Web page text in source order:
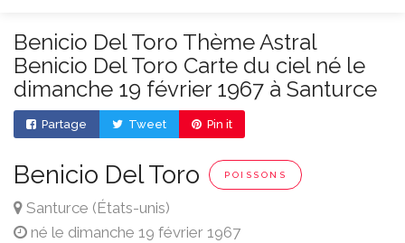
Benicio Del Toro Thème Astral
Benicio Del Toro Carte du ciel né le
dimanche 19 février 1967 à Santurce
Partage Tweet Pin it
Benicio Del Toro POISSONS
Santurce (États-unis)
né le dimanche 19 février 1967